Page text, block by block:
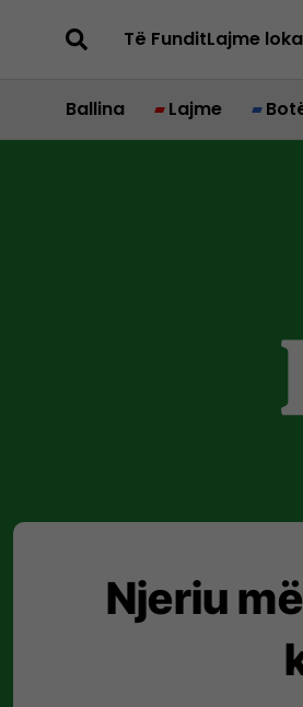
Të FunditLajme
Ballina Lajme
Njeriu